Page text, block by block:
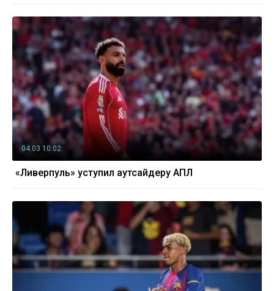
04.03 10:02
«Ливерпуль» уступил аутсайдеру АПЛ